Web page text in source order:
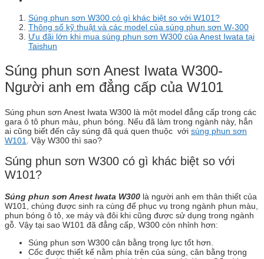
Súng phun sơn W300 có gì khác biệt so với W101?
Thông số kỹ thuật và các model của súng phun sơn W-300
Ưu đãi lớn khi mua súng phun sơn W300 của Anest Iwata tại
Taishun
Súng phun sơn Anest Iwata W300-
Người anh em đẳng cấp của W101
Súng phun sơn Anest Iwata W300 là một model đẳng cấp trong các
gara ô tô phun màu, phun bóng. Nếu đã làm trong ngành này, hẳn
ai cũng biết đến cây súng đã quá quen thuộc với súng phun sơn
W101
. Vậy W300 thì sao?
Súng phun sơn W300 có gì khác biệt so với
W101?
Súng phun sơn Anest Iwata W300 là người anh em thân thiết của
W101, chúng được sinh ra cùng để phục vụ trong ngành phun màu,
phun bóng ô tô, xe máy và đôi khi cũng được sử dụng trong ngành
gỗ. Vậy tại sao W101 đã đẳng cấp, W300 còn nhỉnh hơn:
Súng phun sơn W300 cân bằng trọng lực tốt hơn.
Cốc được thiết kế nằm phía trên của súng, cân bằng trọng